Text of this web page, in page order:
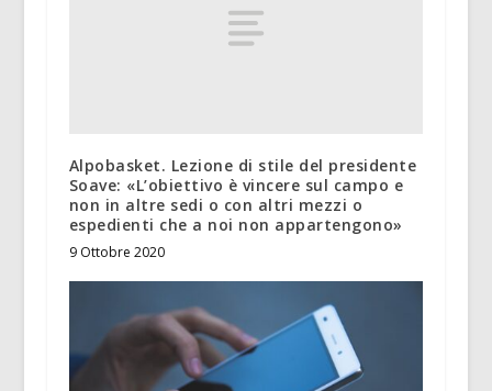
Alpobasket. Lezione di stile del presidente
Soave: «L’obiettivo è vincere sul campo e
non in altre sedi o con altri mezzi o
espedienti che a noi non appartengono»
9 Ottobre 2020